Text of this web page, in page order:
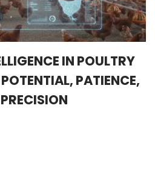
IN POULTRY
PATIENCE,